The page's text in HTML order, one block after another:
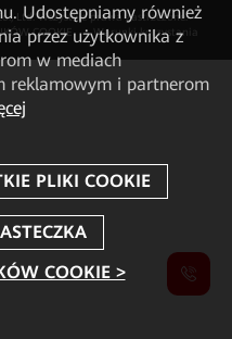
Ltd. Wszystkie prawa zastrzeżone.
COOKIE Warunki korzystania
Udostępniamy również
przez użytkownika z
w mediach
reklamowym i partnerom
COOKIE >